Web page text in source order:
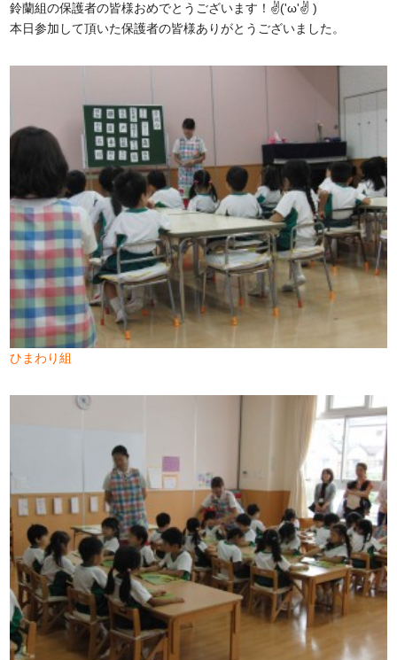
鈴蘭組の保護者の皆様おめでとうございます！✌('ω'✌ )
本日参加して頂いた保護者の皆様ありがとうございました。
ひまわり組